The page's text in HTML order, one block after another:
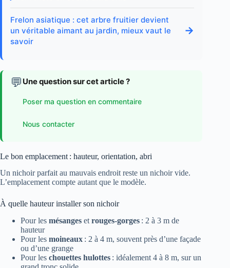
Frelon asiatique : cet arbre fruitier devient
un véritable aimant au jardin, mieux vaut le
savoir
→
💬 Une question sur cet article ?
Poser ma question en commentaire
Nous contacter
Le bon emplacement : hauteur, orientation, abri
Un nichoir parfait au mauvais endroit reste un nichoir vide.
L’emplacement compte autant que le modèle.
À quelle hauteur installer son nichoir
Pour les mésanges et rouges-gorges : 2 à 3 m de
hauteur
Pour les moineaux : 2 à 4 m, souvent près d’une façade
ou d’une grange
Pour les chouettes hulottes : idéalement 4 à 8 m, sur un